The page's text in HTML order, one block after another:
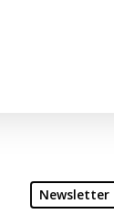
Newsletter